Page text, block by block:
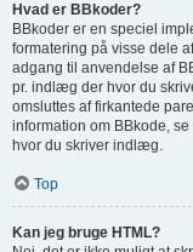
Hvad er BBkoder?
BBkoder er en speciel
formatering på visse dele
adgang til anvendelse af
pr. indlæg der hvor du
omsluttes af firkantede
information om BBkode,
hvor du skriver indlæg.
Top
Kan jeg bruge HTML?